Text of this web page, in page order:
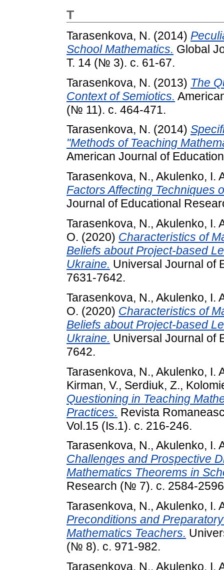
T
Tarasenkova, N. (2014)
School Mathematics. Global
Т. 14 (№ 3). с. 61-67.
Tarasenkova, N. (2013) The
Context of Semiotics.
(№ 11). с. 464-471.
Tarasenkova, N. (2014)
"Methods of Teaching
American Journal of
Tarasenkova, N., Akulenko, I.
Factors Affecting Techniques
Journal of Educational
Tarasenkova, N., Akulenko, I.
O. (2020) Characteristics of
Beliefs about Project-based
Ukraine. Universal Journal of
7631-7642.
Tarasenkova, N., Akulenko, I.
O. (2020) Characteristics of
Beliefs about Project-based
Ukraine. Universal Journal of
7642.
Tarasenkova, N., Akulenko, I.
Kirman, V., Serdiuk, Z.,
Questioning in Teaching
Practices. Revista
Vol.15 (Is.1). с. 216-246.
Tarasenkova, N., Akulenko, I.
Challenges and Prospective
Mathematics Theorems in
Research (№ 7). с. 2584-
Tarasenkova, N., Akulenko, I.
Preconditions and
Mathematics Teachers.
(№ 8). с. 971-982.
Tarasenkova, N., Akulenko, I.